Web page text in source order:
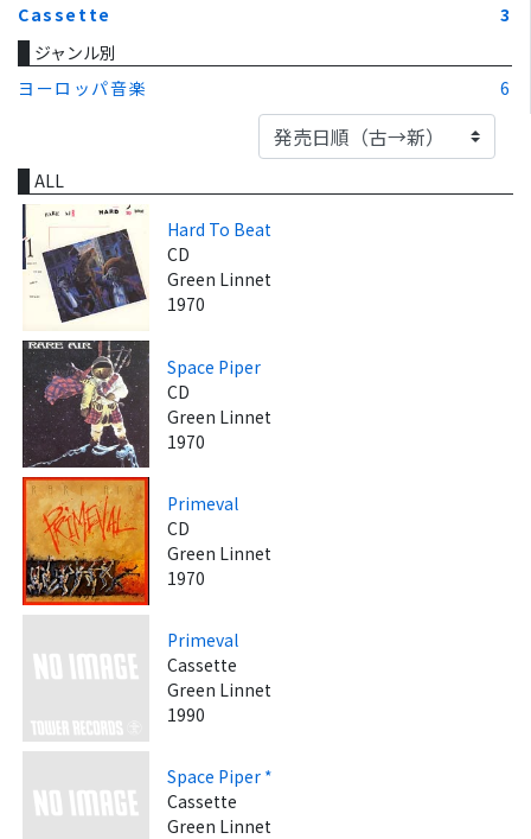
Cassette
3
ジャンル別
ヨーロッパ音楽
6
ALL
Hard To Beat
CD
Green Linnet
1970
Space Piper
CD
Green Linnet
1970
Primeval
CD
Green Linnet
1970
Primeval
Cassette
Green Linnet
1990
Space Piper *
Cassette
Green Linnet